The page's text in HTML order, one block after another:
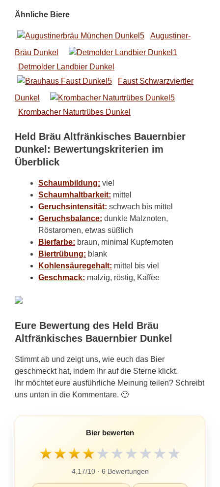
Ähnliche Biere
Augustiner-
Bräu Dunkel
Detmolder Landbier Dunkel
Faust Schwarzviertler
Dunkel
Krombacher Naturtrübes Dunkel
Held Bräu Altfränkisches Bauernbier
Dunkel: Bewertungskriterien im
Überblick
Schaumbildung: viel
Schaumhaltbarkeit: mittel
Geruchsintensität: schwach bis mittel
Geruchsbalance: dunkle Malznoten,
Röstaromen, etwas süßlich
Bierfarbe: braun, minimal Kupfernoten
Biertrübung: blank
Kohlensäuregehalt: mittel bis viel
Geschmack: malzig, röstig, Kaffee
Eure Bewertung des Held Bräu
Altfränkisches Bauernbier Dunkel
Stimmt ab und zeigt uns, wie euch das Bier
geschmeckt hat, indem Ihr auf die Sterne klickt.
Ihr möchtet eure ausführliche Meinung teilen? Schreibt
uns unten in die Kommentare. 🙂
Bier bewerten
★★★★★★★★★★
4,17/10 · 6 Bewertungen